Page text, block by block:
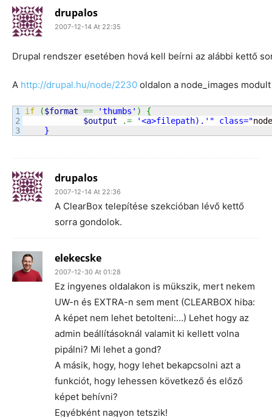
drupalos
2007-12-14 At 22:35
Drupal rendszer esetében hová kell beírni az alábbi kettő
A http://drupal.hu/node/2230 oldalon a node_images
1
2
if ($format == 'thumbs' )
{
$output
.= '<a>filepath).' " class="
    }
drupalos
2007-12-14 At 22:36
A ClearBox telepítése szekcióban lévő kettő
sorra gondolok.
elekecske
2007-12-30 At 01:28
Ez ingyenes oldalakon is mükszik, mert nekem
UW-n és EXTRA-n sem ment (CLEARBOX hiba:
A képet nem lehet betolteni:…) Lehet hogy az
admin beállításoknál valamit ki kellett volna
pipálni? Mi lehet a gond?
A másik, hogy, hogy lehet bekapcsolni azt a
funkciót, hogy lehessen következő és előző
képet behívni?
Egyébként nagyon tetszik!